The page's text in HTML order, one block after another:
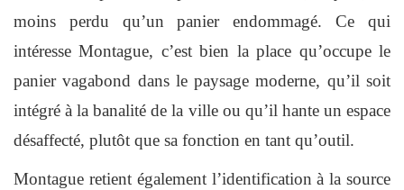
moins perdu qu’un panier endommagé. Ce qui
intéresse Montague, c’est bien la place qu’occupe le
panier vagabond dans le paysage moderne, qu’il soit
intégré à la banalité de la ville ou qu’il hante un espace
désaffecté, plutôt que sa fonction en tant qu’outil.
Montague retient également l’identification à la source